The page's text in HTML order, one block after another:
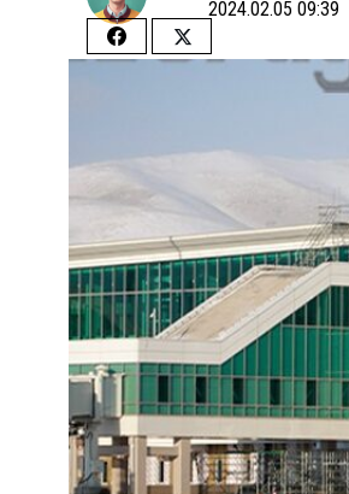
2024.02.05 09:39
Share
Share